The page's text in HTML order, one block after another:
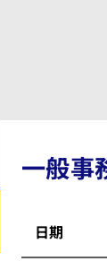
一般事
日期